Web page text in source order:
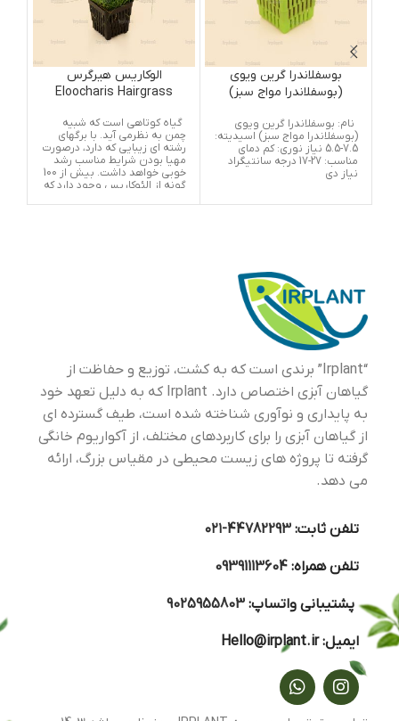
بوسفلاندرا گرین ویوی
(بوسفلاندرا مواج سبز)
Wavy
نام: بوسفلاندرا گرین ویوی
(بوسفلاندرا مواج سبز) اسیدیته:
7.5-5.5 نیاز نوری: کم دمای
مناسب: 27-17 درجه سانتیگراد
نیاز دی
الوکاریس هیرگرس
Eloocharis Hairgrass
گیاه کوتاهی است که شبیه
چمن به نظرمی آید. با برگهای
رشته ای زیبایی که دارد، درصورت
مهیا بودن شرایط مناسب رشد
خوبی خواهد داشت. بیش از 100
گونه از الئوکاریس وجود دارد که
است.
“Irplant” برندی است که به کشت، توزیع و حفاظت از
گیاهان آبزی اختصاص دارد. Irplant که به دلیل تعهد خود
به پایداری و نوآوری شناخته شده است، طیف گسترده ای
از گیاهان آبزی را برای کاربردهای مختلف، از آکواریوم خانگی
گرفته تا پروژه های زیست محیطی در مقیاس بزرگ، ارائه
می دهد.
تلفن ثابت:44782293-۰۲۱
تلفن همراه:09391113604
پشتیبانی واتساپ:9025955803
ایمیل:Hello@irplant.ir